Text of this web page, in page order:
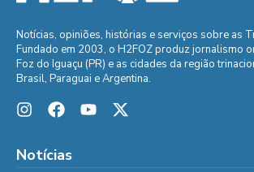
Notícias, opiniões, histórias e serviços sobre as
Fundado em 2003, o H2FOZ produz jornalismo
Foz do Iguaçu (PR) e as cidades da região
Brasil, Paraguai e Argentina.
Notícias